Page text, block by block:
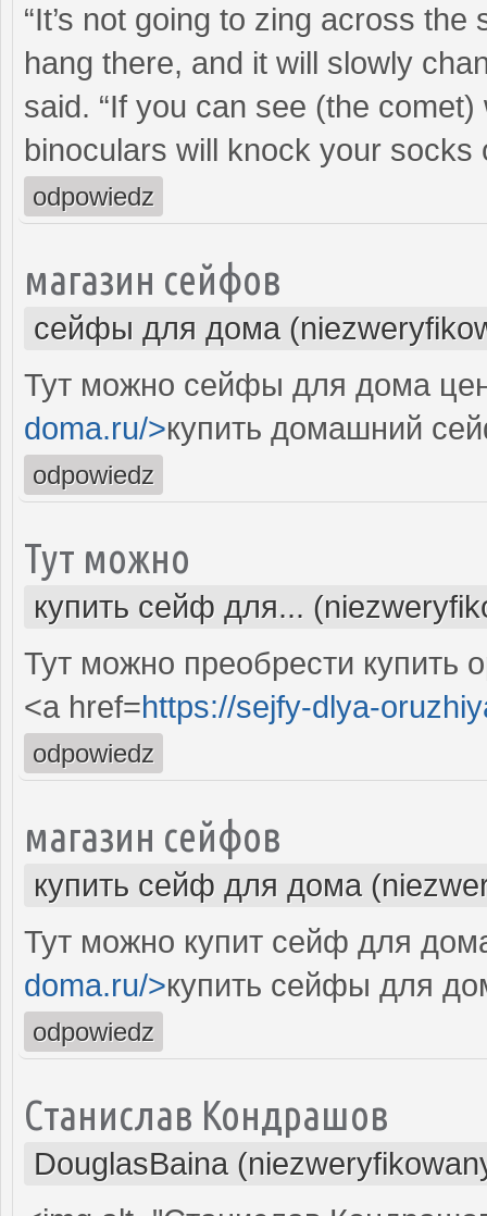
“It’s not going to zing across
hang there, and it will slowly
said. “If you can see (the
binoculars will knock your socks
odpowiedz
магазин сейфов
сейфы для дома
Тут можно сейфы для дома
doma.ru/>купить домашний
odpowiedz
Тут можно
купить сейф для...
Тут можно преобрести купить
<a href=https://sejfy-dlya-
odpowiedz
магазин сейфов
купить сейф для дома
Тут можно купит сейф для
doma.ru/>купить сейфы для
odpowiedz
Станислав Кондрашов
DouglasBaina